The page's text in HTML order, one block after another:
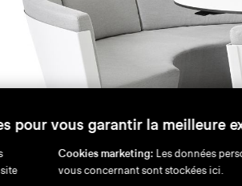
pour vous garantir la meilleure
Cookies marketing: Les données
vous concernant sont stockées ici.